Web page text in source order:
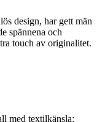
design, har gett män
spännena och
touch av originalitet.
med textilkänsla;